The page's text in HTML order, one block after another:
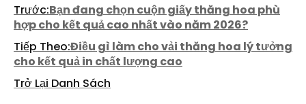
Trước:Bạn đang chọn cuộn giấy thăng hoa phù
hợp cho kết quả cao nhất vào năm 2026?
Tiếp Theo:Điều gì làm cho vải thăng hoa lý tưởng
cho kết quả in chất lượng cao
Trở Lại Danh Sách